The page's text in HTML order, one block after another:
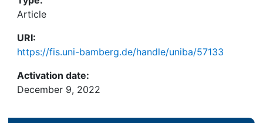
Article
URI:
https://fis.uni-bamberg.de/handle/uniba/57133
Activation date:
December 9, 2022